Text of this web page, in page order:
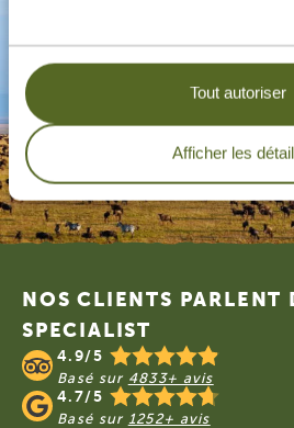
Tout autoriser
Afficher les
Footer
NOS CLIENTS PARLENT
SPECIALIST
4.9/5
Basé sur 4833+ avis
4.7/5
Basé sur 1252+ avis